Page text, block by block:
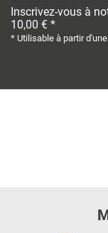
Inscrivez-vous à
10,00 € *
* Utilisable à partir